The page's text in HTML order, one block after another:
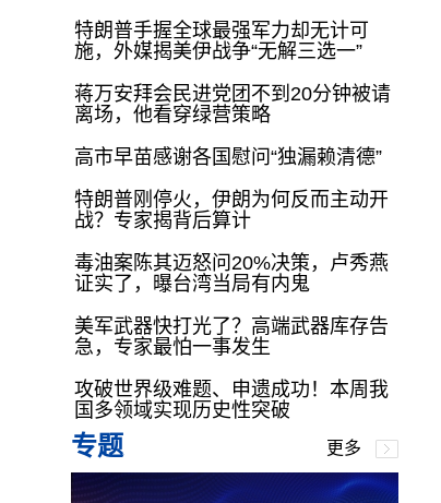
特朗普手握全球最强军力却无计可
施，外媒揭美伊战争“无解三选一”
蒋万安拜会民进党团不到20分钟被请
离场，他看穿绿营策略
高市早苗感谢各国慰问“独漏赖清德”
特朗普刚停火，伊朗为何反而主动开
战？专家揭背后算计
毒油案陈其迈怒问20%决策，卢秀燕
证实了，曝台湾当局有内鬼
美军武器快打光了？高端武器库存告
急，专家最怕一事发生
攻破世界级难题、申遗成功！本周我
国多领域实现历史性突破
专题 更多